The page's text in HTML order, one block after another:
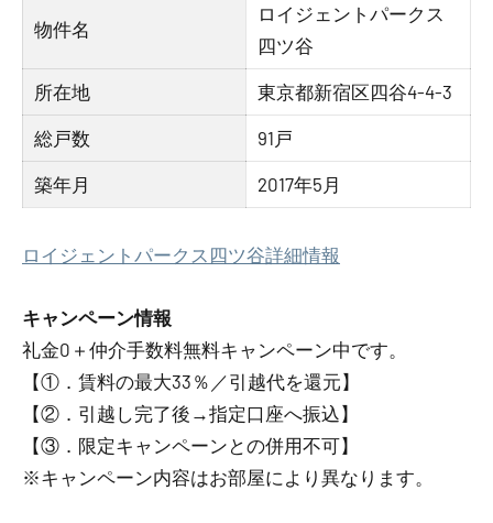
物件名
ロイジェントパークス
四ツ谷
所在地 東京都新宿区四谷4-4-3
総戸数 91戸
築年月 2017年5月
ロイジェントパークス四ツ谷詳細情報
キャンペーン情報
礼金0 ＋ 仲介手数料無料キャンペーン中です。
【①．賃料の最大33％／引越代を還元】
【②．引越し完了後→指定口座へ振込】
【③．限定キャンペーンとの併用不可】
※キャンペーン内容はお部屋により異なります。